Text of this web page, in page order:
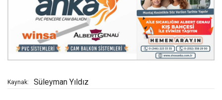
Kaynak: Süleyman Yıldız